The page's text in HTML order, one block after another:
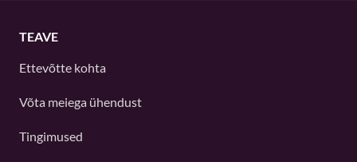
TEAVE
Ettevõtte kohta
Võta meiega ühendust
Tingimused